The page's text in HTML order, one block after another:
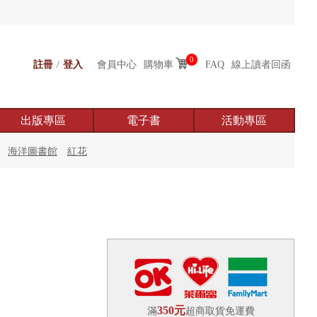
註冊 / 登入 會員中心 購物車 0 FAQ 線上讀者回函
出版專區 電子書 活動專區
海洋圖書館 紅花
滿350元超商取貨免運費